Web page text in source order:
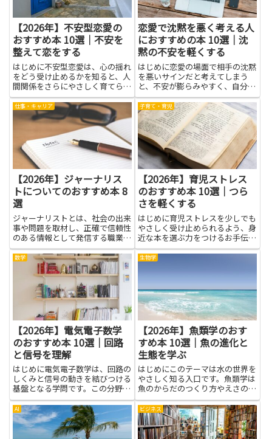
【2026年】不安型恋愛の
おすすめ本 10選｜不安を
整えて恋をする
はじめに不安型恋愛は、心の揺れ
をどう受け止めるかを知ると、人
間関係をさらにやさしく育てられ
るテーマです。読み進めると、相
手を急かさず自分の気持ちを素直
に伝える練習が身につき、誤解を
減らす手がかりも見つかります。
呼吸や日記、話す順番を整える
コ...
恋愛で沈黙を悪く考える人
におすすめの本 10選｜沈
黙の不安を軽くする
はじめに恋愛の場面で相手の沈黙
を悪いサインだと考えてしまう
と、不安が膨らみやすく、自分ら
しく振る舞えなくなることがあり
ます。こうした悩みに向き合うた
めに本を読むことは、有効な手段
のひとつです。本を通じて感情の
仕組みや沈黙が生まれる背景を知
る...
仕事・キャリア
【2026年】ジャーナリス
トについてのおすすめ本 8
選
ジャーナリストとは、社会の出来
事や問題を取材し、正確で信頼性
のある情報として発信する職業の
人を指します。新聞、テレビ、雑
誌、インターネットなど多様なメ
ディアを通じて報道を行い、社会
の透明性や民主主義の維持に貢献
します。事実を見極め、客観的
子育て・育児
【2026年】育児ストレス
のおすすめ本 10選｜つら
さを軽くする
はじめに育児ストレスを少しでも
やさしく受け止められるよう、身
近な本を選ぶ力をつけるお手伝い
をします。育児は喜びと同時に大
きな負担になることがあります。
声や専門家の考え方を知ると、気
が...
数学
【2026年】電気電子数学
のおすすめ本 10選｜回路
と信号を理解
はじめに電気電子数学は、回路の
しくみと信号の動きを結びつける
基盤となる学問です。この分野を
学ぶと、抵抗・コンデンサ・コイ
ルなどの基本要素がそれぞれどう
動くかを理解でき、複雑な回路図
や信号の流れを頭の中で整理する
生物学
【2026年】魚類学のおす
すめ本 10選｜魚の進化と
生態を学ぶ
はじめにこのテーマは水の世界を
やさしく知る入口です。魚類学は
魚のからだのつくり方やえさの取
り方、くらしの秘密を、絵や写真
と一緒に分かりやすく教えてくれ
ます。魚の進化と生態を学ぶとい
う視点を取り入れると、海や川の
AI ビジネス